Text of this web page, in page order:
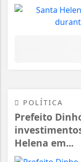
POLÍTICA
Prefeito
Helena em...